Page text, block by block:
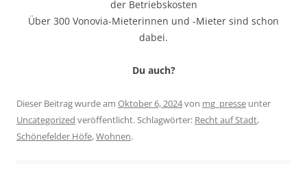
der Betriebskosten
Über 300 Vonovia-Mieterinnen und -Mieter sind schon
dabei.
Du auch?
Dieser Beitrag wurde am Oktober 6, 2024von mg_presse unter
Uncategorized veröffentlicht. Schlagwörter: Recht auf Stadt,
Schönefelder Höfe,Wohnen.